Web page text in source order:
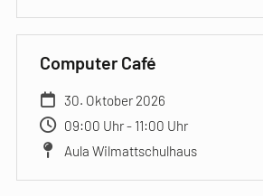
Computer Café
30. Oktober 2026
09:00 Uhr - 11:00 Uhr
Aula Wilmattschulhaus